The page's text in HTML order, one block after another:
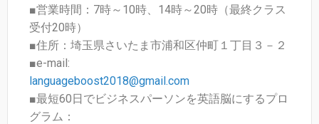
■営業時間：7時～10時、14時～20時（最終クラス
受付20時）
■住所：埼玉県さいたま市浦和区仲町１丁目３－２
■e-mail:
languageboost2018@gmail.com
■最短60日でビジネスパーソンを英語脳にするプロ
グラム：